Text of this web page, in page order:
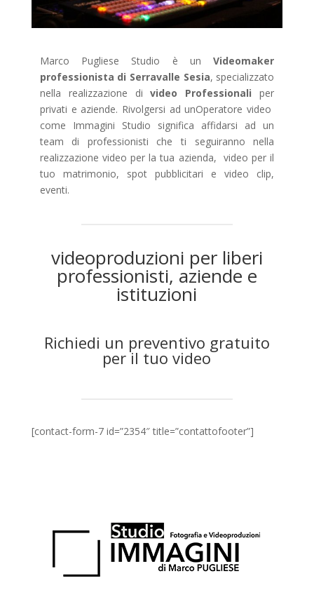
Marco Pugliese Studio è unVideomaker
professionista di Serravalle Sesia, specializzato
nella realizzazione divideo Professionali per
privati e aziende. Rivolgersi ad unOperatore video
come Immagini Studio significa affidarsi ad un
team di professionisti che ti seguiranno nella
realizzazione video per la tua azienda, video per il
tuo matrimonio, spot pubblicitari e video clip,
eventi.
videoproduzioni per liberi
professionisti, aziende e
istituzioni
Richiedi un preventivo gratuito
per il tuo video
[contact-form-7 id=”2354″ title=”contattofooter”]